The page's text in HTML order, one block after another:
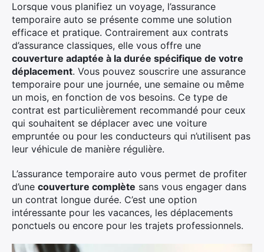
Lorsque vous planifiez un voyage, l’assurance
temporaire auto se présente comme une solution
efficace et pratique. Contrairement aux contrats
d’assurance classiques, elle vous offre une
couverture adaptée à la durée spécifique de votre
déplacement. Vous pouvez souscrire une assurance
temporaire pour une journée, une semaine ou même
un mois, en fonction de vos besoins. Ce type de
contrat est particulièrement recommandé pour ceux
qui souhaitent se déplacer avec une voiture
empruntée ou pour les conducteurs qui n’utilisent pas
leur véhicule de manière régulière.
L’assurance temporaire auto vous permet de profiter
d’une couverture complète sans vous engager dans
un contrat longue durée. C’est une option
intéressante pour les vacances, les déplacements
ponctuels ou encore pour les trajets professionnels.